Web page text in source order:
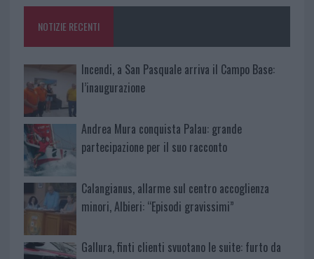
o
k
p
NOTIZIE RECENTI
Incendi, a San Pasquale arriva il Campo Base:
l’inaugurazione
Andrea Mura conquista Palau: grande
partecipazione per il suo racconto
Calangianus, allarme sul centro accoglienza
minori, Albieri: “Episodi gravissimi”
Gallura, finti clienti svuotano le suite: furto da